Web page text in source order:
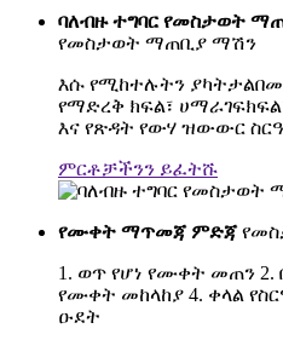
ባለብዙ ተግባር የመስታወት
የመስታወት ማጠቢያ ማሽን
እሱ የሚከተሉትን ያካትታል
የማድረቅ ክፍል፣ ሀማራገፍ
እና የጽዳት የውሃ ዝውውር
ምርቶቻችንን ይፈትሹ
የሙቀት ማጥመጃ ምድጃ
1. ወጥ የሆነ የሙቀት መጠን 2.
የሙቀት መከላከያ 4. ቀላል
ዑደት